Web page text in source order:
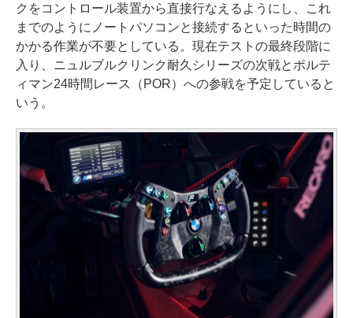
クをコントロール装置から直接行なえるようにし、これ
までのようにノートパソコンと接続するといった時間の
かかる作業が不要としている。現在テストの最終段階に
入り、ニュルブルクリンク耐久シリーズの次戦とポルテ
ィマン24時間レース（POR）への参戦を予定していると
いう。